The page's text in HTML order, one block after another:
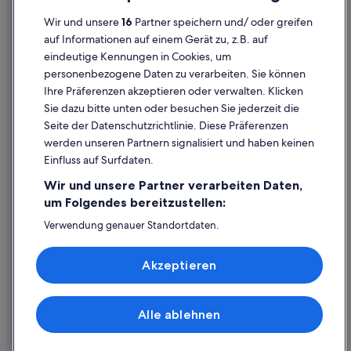
Inhaltsrichtlinien und Melden von Inhalten
Hilfe
Hilfe
Flug stornieren
Rückerstattungsdauer
Expedia-Gutschein einlösen
Internationale Reisedokumente
© 2026 Expedia, Inc., ein Unternehmen der Expedia Group. Alle Rechte
vorbehalten. Expedia und das Expedia-Logo sind Handelsmarken oder
Wir und unsere16 Partner speichern und/ oder greifen
auf Informationen auf einem Gerät zu, z.B. auf
eindeutige Kennungen in Cookies, um
personenbezogene Daten zu verarbeiten. Sie können
Ihre Präferenzen akzeptieren oder verwalten. Klicken
Sie dazu bitte unten oder besuchen Sie jederzeit die
Seite der Datenschutzrichtlinie. Diese Präferenzen
werden unseren Partnern signalisiert und haben keinen
Einfluss auf Surfdaten.
Wir und unsere Partner verarbeiten Daten,
um Folgendes bereitzustellen:
Verwendung genauer Standortdaten.
Speichern von oder Zugriff auf Informationen auf einem
Endgerät. Personalisierte Werbung und Inhalte, Messung
von Werbeleistung und der Performance von Inhalten,
Liste der Partner (Lieferanten)
Alle ablehnen
Akzeptieren